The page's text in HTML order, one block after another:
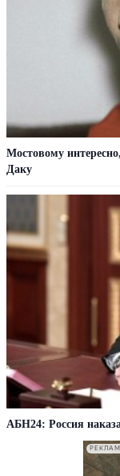
Мостовому
Даку
АБН24: Россия